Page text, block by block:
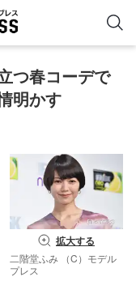
つ春コーデで
明かす
拡大する
二階堂ふみ （C）モデル
プレス